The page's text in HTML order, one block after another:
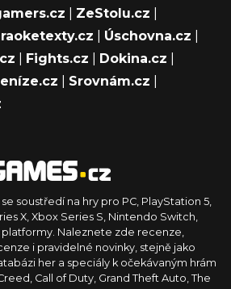
ZeStolu.cz
Úschovna.cz
Fights.cz Dokina.cz
Srovnám.cz
soustředí na hry pro PC, PlayStation 5,
X, Xbox Series S, Nintendo Switch,
platformy. Naleznete zde recenze,
i pravidelné novinky, stejně jako
her a speciály k očekávaným hrám
Call of Duty, Grand Theft Auto, The